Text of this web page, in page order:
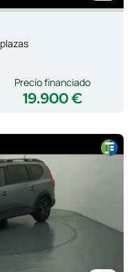
19.900 €
Precio financiado